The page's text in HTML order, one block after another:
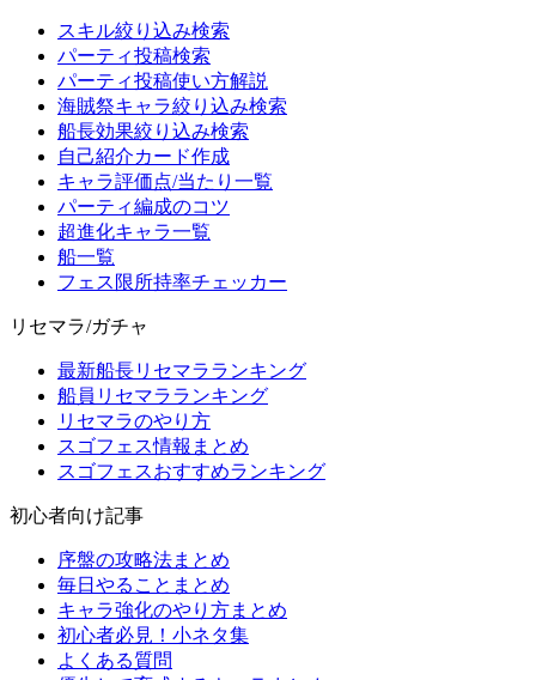
スキル絞り込み検索
パーティ投稿検索
パーティ投稿使い方解説
海賊祭キャラ絞り込み検索
船長効果絞り込み検索
自己紹介カード作成
キャラ評価点/当たり一覧
パーティ編成のコツ
超進化キャラ一覧
船一覧
フェス限所持率チェッカー
リセマラ/ガチャ
最新船長リセマラランキング
船員リセマラランキング
リセマラのやり方
スゴフェス情報まとめ
スゴフェスおすすめランキング
初心者向け記事
序盤の攻略法まとめ
毎日やることまとめ
キャラ強化のやり方まとめ
初心者必見！小ネタ集
よくある質問